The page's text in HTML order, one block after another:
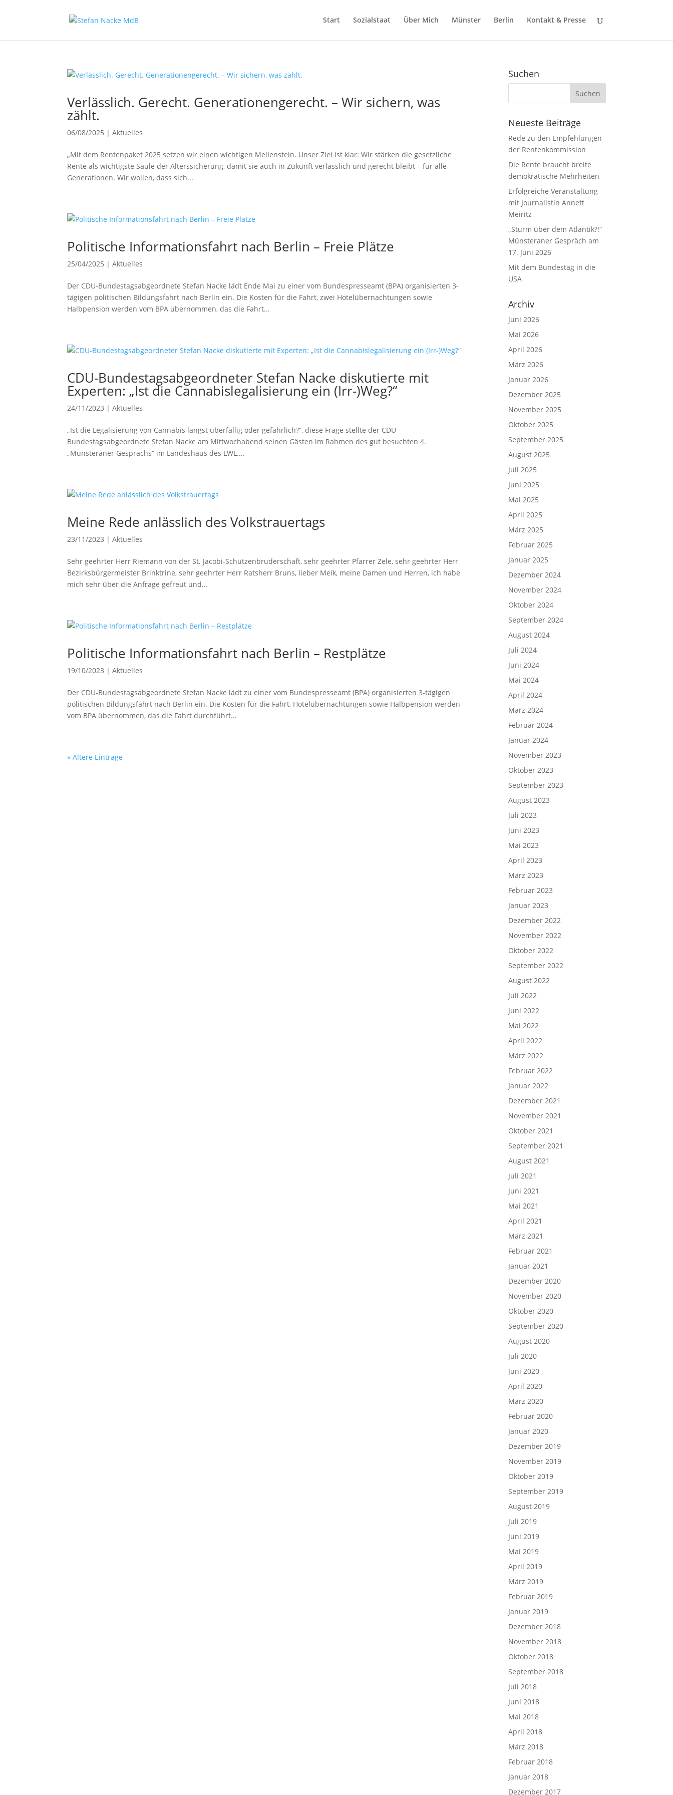
Start Sozialstaat Über Mich Münster Berlin Kontakt & Presse
Verlässlich. Gerecht. Generationengerecht. – Wir sichern, was
zählt.
06/08/2025 |Aktuelles
„Mit dem Rentenpaket 2025 setzen wir einen wichtigen Meilenstein. Unser Ziel ist klar: Wir stärken die gesetzliche
Rente als wichtigste Säule der Alterssicherung, damit sie auch in Zukunft verlässlich und gerecht bleibt – für alle
Generationen. Wir wollen, dass sich...
Politische Informationsfahrt nach Berlin – Freie Plätze
25/04/2025 |Aktuelles
Der CDU-Bundestagsabgeordnete Stefan Nacke lädt Ende Mai zu einer vom Bundespresseamt (BPA) organisierten 3-
tägigen politischen Bildungsfahrt nach Berlin ein. Die Kosten für die Fahrt, zwei Hotelübernachtungen sowie
Halbpension werden vom BPA übernommen, das die Fahrt...
CDU-Bundestagsabgeordneter Stefan Nacke diskutierte mit
Experten: „Ist die Cannabislegalisierung ein (Irr-)Weg?“
24/11/2023 |Aktuelles
„Ist die Legalisierung von Cannabis längst überfällig oder gefährlich?“, diese Frage stellte der CDU-
Bundestagsabgeordnete Stefan Nacke am Mittwochabend seinen Gästen im Rahmen des gut besuchten 4.
„Münsteraner Gesprächs“ im Landeshaus des LWL....
Meine Rede anlässlich des Volkstrauertags
23/11/2023 |Aktuelles
Sehr geehrter Herr Riemann von der St. Jacobi-Schützenbruderschaft, sehr geehrter Pfarrer Zele, sehr geehrter Herr
Bezirksbürgermeister Brinktrine, sehr geehrter Herr Ratsherr Bruns, lieber Meik, meine Damen und Herren, ich habe
mich sehr über die Anfrage gefreut und...
Politische Informationsfahrt nach Berlin – Restplätze
19/10/2023 |Aktuelles
Der CDU-Bundestagsabgeordnete Stefan Nacke lädt zu einer vom Bundespresseamt (BPA) organisierten 3-tägigen
politischen Bildungsfahrt nach Berlin ein. Die Kosten für die Fahrt, Hotelübernachtungen sowie Halbpension werden
vom BPA übernommen, das die Fahrt durchführt...
« Ältere Einträge
Suchen
Neueste Beiträge
Rede zu den Empfehlungen
der Rentenkommission
Die Rente braucht breite
demokratische Mehrheiten
Erfolgreiche Veranstaltung
mit Journalistin Annett
Meiritz
„Sturm über dem Atlantik?!“
Münsteraner Gespräch am
17. Juni 2026
Mit dem Bundestag in die
USA
Archiv
Juni 2026
Mai 2026
April 2026
März 2026
Januar 2026
Dezember 2025
November 2025
Oktober 2025
September 2025
August 2025
Juli 2025
Juni 2025
Mai 2025
April 2025
März 2025
Februar 2025
Januar 2025
Dezember 2024
November 2024
Oktober 2024
September 2024
August 2024
Juli 2024
Juni 2024
Mai 2024
April 2024
März 2024
Februar 2024
Januar 2024
November 2023
Oktober 2023
September 2023
August 2023
Juli 2023
Juni 2023
Mai 2023
April 2023
März 2023
Februar 2023
Januar 2023
Dezember 2022
November 2022
Oktober 2022
September 2022
August 2022
Juli 2022
Juni 2022
Mai 2022
April 2022
März 2022
Februar 2022
Januar 2022
Dezember 2021
November 2021
Oktober 2021
September 2021
August 2021
Juli 2021
Juni 2021
Mai 2021
April 2021
März 2021
Februar 2021
Januar 2021
Dezember 2020
November 2020
Oktober 2020
September 2020
August 2020
Juli 2020
Juni 2020
April 2020
März 2020
Februar 2020
Januar 2020
Dezember 2019
November 2019
Oktober 2019
September 2019
August 2019
Juli 2019
Juni 2019
Mai 2019
April 2019
März 2019
Februar 2019
Januar 2019
Dezember 2018
November 2018
Oktober 2018
September 2018
Juli 2018
Juni 2018
Mai 2018
April 2018
März 2018
Februar 2018
Januar 2018
Dezember 2017